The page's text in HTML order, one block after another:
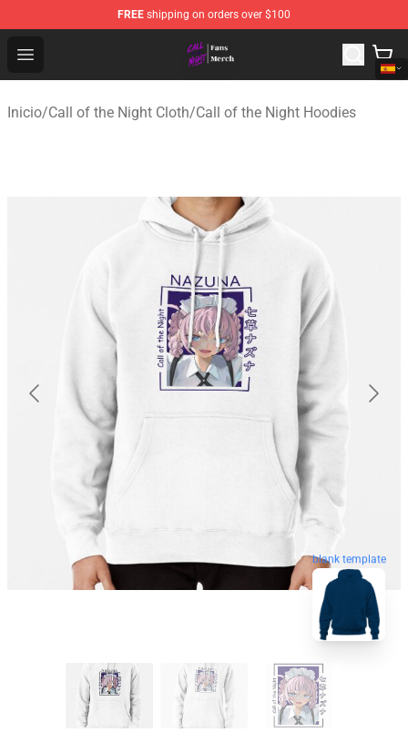
FREE shipping on orders over $100
Open menu
Call of the Night Store - Official Call of the Night
Inicio/Call of the Night Cloth/Call of the Night Hoodies
blank template